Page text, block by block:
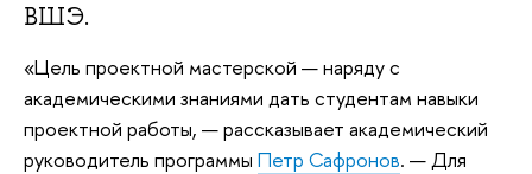
ВШЭ.
«Цель проектной мастерской — наряду с
академическими знаниями дать студентам навыки
проектной работы, — рассказывает академический
руководитель программы Петр Сафронов. — Для